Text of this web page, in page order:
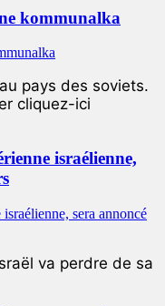
kommunalka
pays des soviets.
cliquez-ici
israélienne,
va perdre de sa